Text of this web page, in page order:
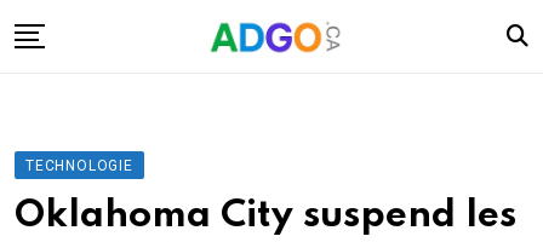
to
Santé
Énergie
TECHNOLOGIE
Oklahoma City suspend les